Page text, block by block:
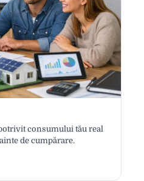
consumului tău real
de cumpărare.